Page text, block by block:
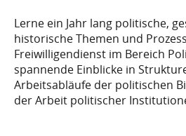
Untertitel
Lerne ein Jahr lang politische,
historische Themen und
Freiwilligendienst im Bereich
spannende Einblicke in
Arbeitsabläufe der politischen
der Arbeit politischer